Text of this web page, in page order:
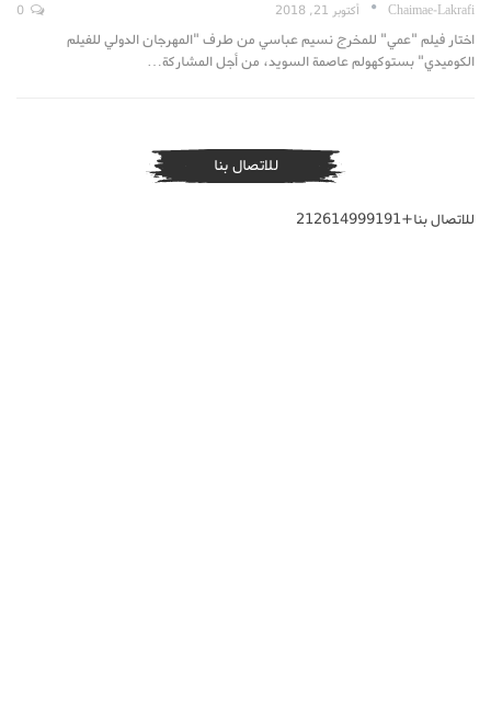
Chaimae-Lakrafi أكتوبر 21, 2018
اختار فيلم "عمي" للمخرج نسيم عباسي من طرف "المهرجان الدولي للفيلم
الكوميدي" بستوكهولم عاصمة السويد، من أجل المشاركة…
للاتصال بنا
للاتصال بنا+212614999191